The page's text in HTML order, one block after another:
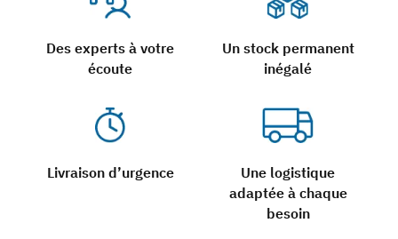
Des experts à votre
écoute
Un stock permanent
inégalé
Livraison d’urgence
Une logistique
adaptée à chaque
besoin